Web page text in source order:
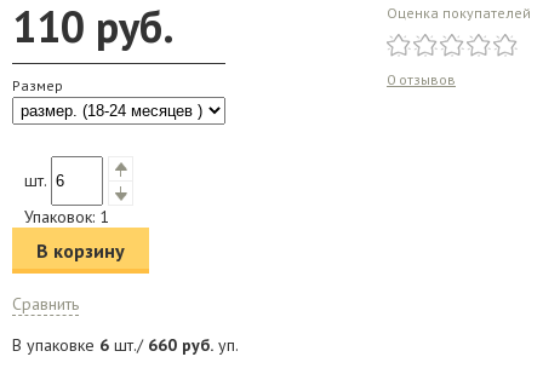
110 руб.
Размер
Оценка покупателей
0 отзывов
шт.
Упаковок: 1
В корзину
Сравнить
В упаковке 6 шт./ 660 руб. уп.